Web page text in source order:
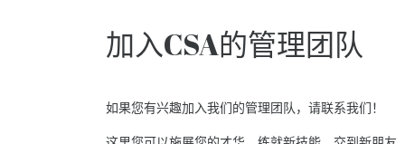
加入CSA的管理团队
如果您有兴趣加入我们的管理团队，请联系我们！